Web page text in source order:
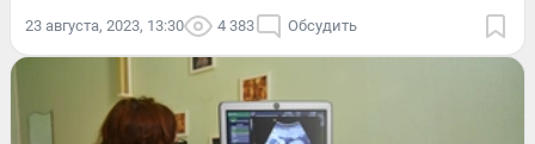
23 августа, 2023, 13:30 4 383 Обсудить